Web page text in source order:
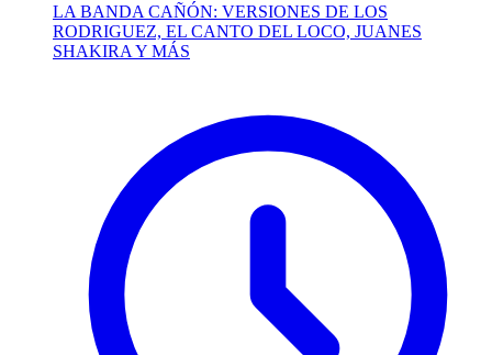
LA BANDA CAÑÓN: VERSIONES DE LOS
RODRIGUEZ, EL CANTO DEL LOCO, JUANES
SHAKIRA Y MÁS